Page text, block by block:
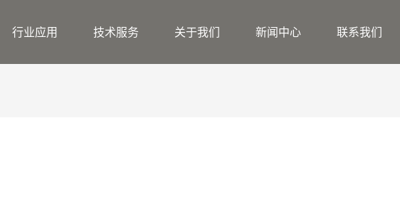
行业应用 技术服务 关于我们 新闻中心 联系我们